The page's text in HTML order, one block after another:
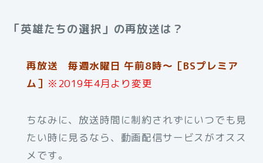
「英雄たちの選択」の再放送は？
再放送 毎週水曜日 午前8時～［BSプレミア
ム］ ※2019年4月より変更
ちなみに、放送時間に制約されずにいつでも見
たい時に見るなら、動画配信サービスがオスス
メです。